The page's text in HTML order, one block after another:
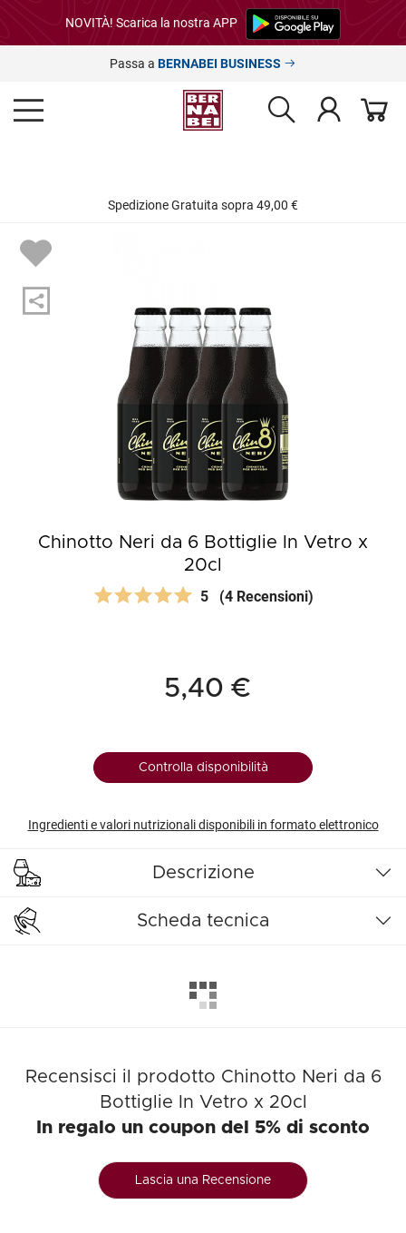
NOVITÀ! Scarica la nostra APP
Passa a BERNABEI BUSINESS
Spedizione Gratuita sopra 49,00 €
Chinotto Neri da 6 Bottiglie In Vetro x
20cl
5 (4 Recensioni)
5,40 €
Controlla disponibilità
Ingredienti e valori nutrizionali disponibili in formato elettronico
Descrizione
Scheda tecnica
Recensisci il prodotto Chinotto Neri da 6
Bottiglie In Vetro x 20cl
In regalo un coupon del 5% di sconto
Lascia una Recensione